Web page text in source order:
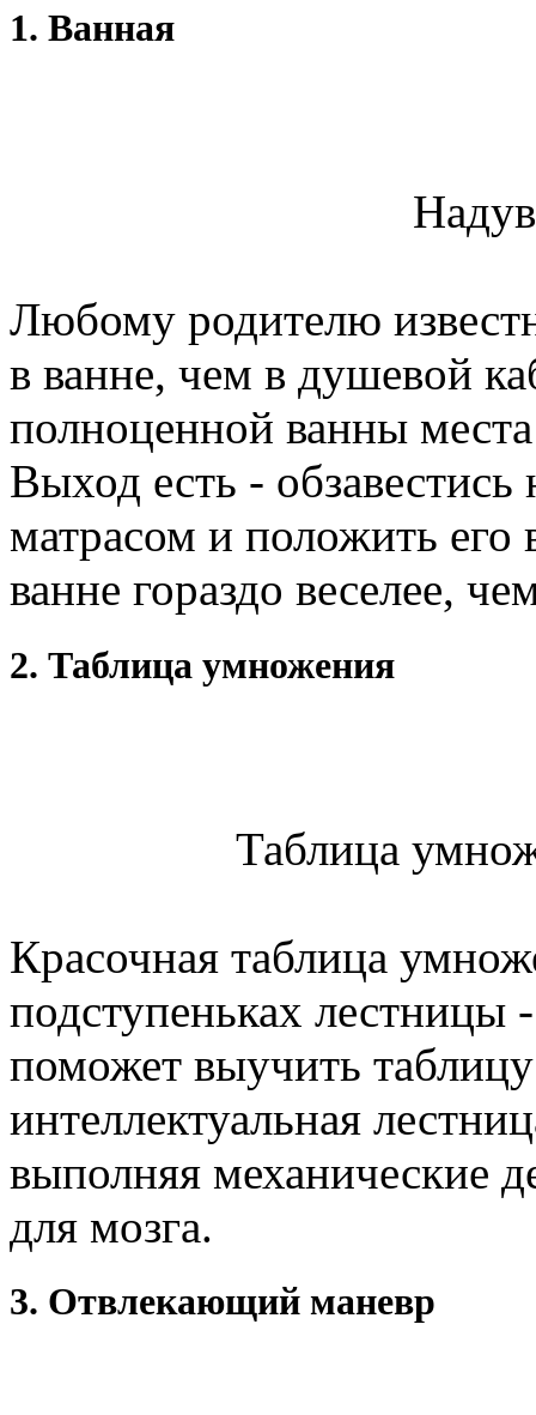
1. Ванная
Любому родителю
в ванне, чем в душевой
полноценной ванны места
Выход есть -
матрасом и положить его
ванне гораздо веселее,
2. Таблица умножения
Таблица
Красочная таблица
подступеньках лестницы
поможет выучить
интеллектуальная
выполняя механические
для мозга.
3. Отвлекающий маневр